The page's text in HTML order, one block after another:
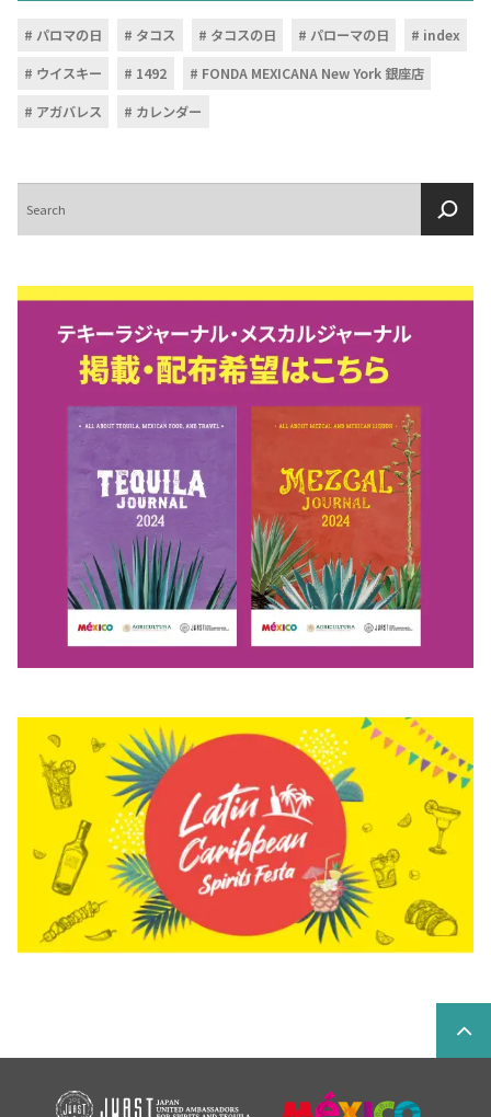
COPYRIGHT © JUAST All rights reserved.
パロマの日 タコス タコスの日 パローマの日
index
ウイスキー
1492
FONDA MEXICANA New York 銀座店
アガバレス
カレンダー
索